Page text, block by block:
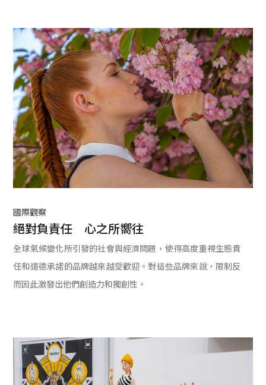
國際觀察
絕對負責任　心之所嚮往
全球氣候變化所引發的社會與經濟問題，使得高度重視生態責
任和道德承諾的品牌越來越受歡迎。對這些品牌來說，限制反
而因此激發出他們創造力和獨創性。